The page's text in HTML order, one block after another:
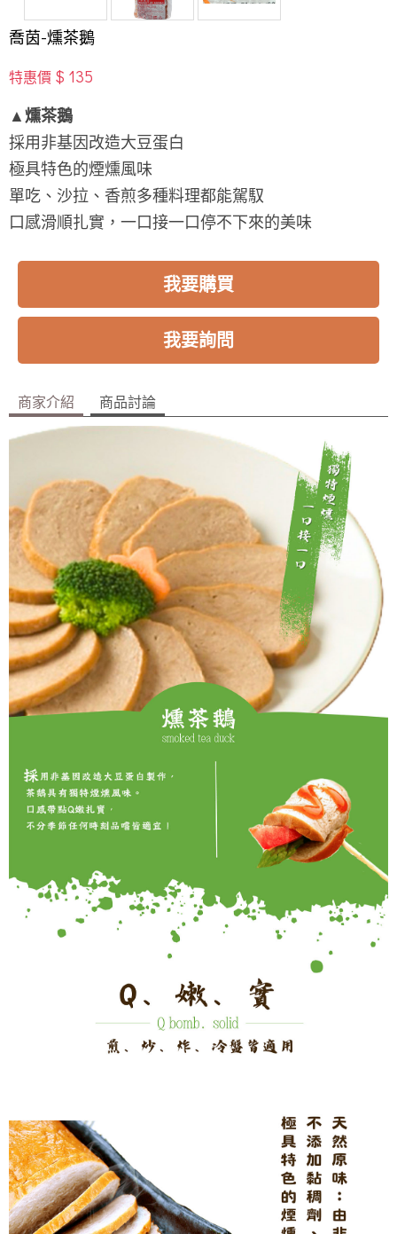
喬茵-燻茶鵝
特惠價 $ 135
▲燻茶鵝
採用非基因改造大豆蛋白
極具特色的煙燻風味
單吃、沙拉、香煎多種料理都能駕馭
口感滑順扎實，一口接一口停不下來的美味
我要購買
我要詢問
商家介紹 商品討論